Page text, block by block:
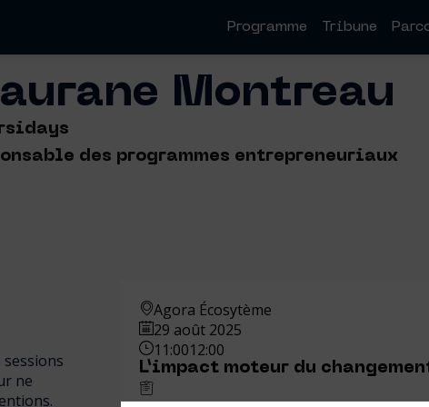
Programme Tribune
Montreau
des programmes entrepreneuriaux
ne
Agora Écosytème
29 août 2025
11:0012:00
L’impact moteur du